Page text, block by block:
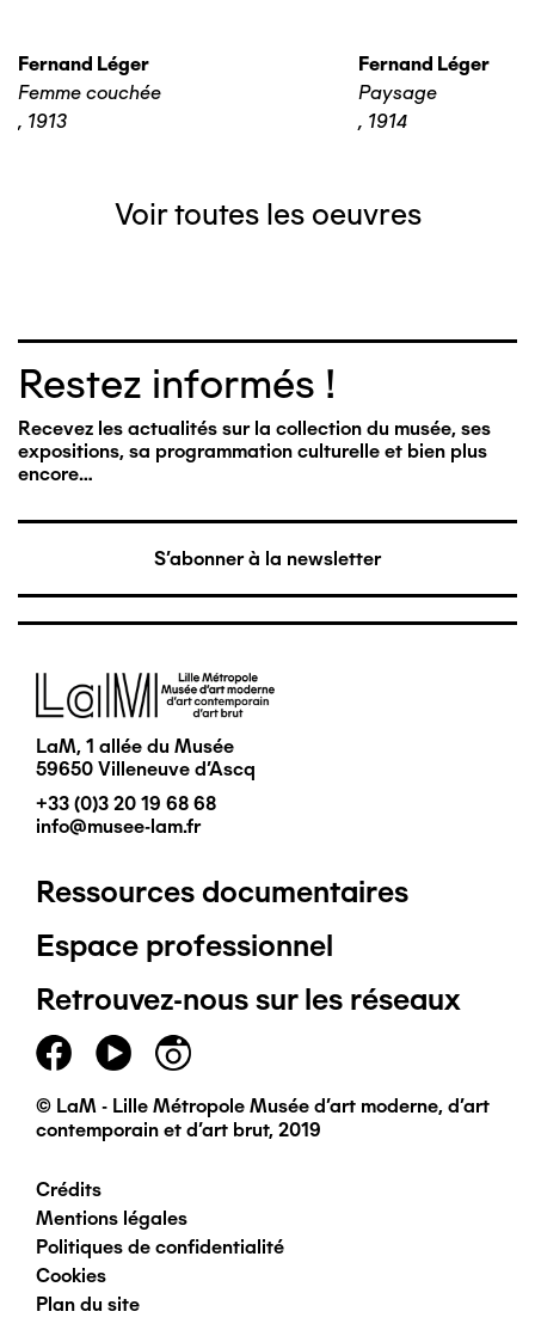
Fernand Léger
Femme couchée
, 1913
Fernand Léger
Paysage
, 1914
Voir toutes les oeuvres
Restez informés !
Recevez les actualités sur la collection du musée, ses
expositions, sa programmation culturelle et bien plus
encore…
S'abonner à la newsletter
Image
LaM, 1 allée du Musée
59650 Villeneuve d'Ascq
+33 (0)3 20 19 68 68
info@musee-lam.fr
Pied
de
page
principal
Ressources documentaires
Espace professionnel
Retrouvez-nous sur les réseaux
© LaM - Lille Métropole Musée d'art moderne, d'art
contemporain et d'art brut, 2019
Pied
de
Crédits
Mentions légales
Politiques de confidentialité
Cookies
Plan du site